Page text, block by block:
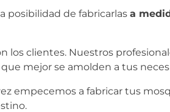
posibilidad de fabricarlas a
los clientes. Nuestros
mejor se amolden a tus
empecemos a fabricar tus